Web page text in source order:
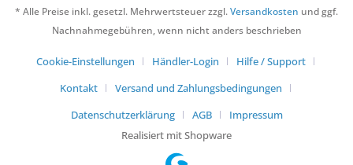
* Alle Preise inkl. gesetzl. Mehrwertsteuer zzgl.Versandkosten und ggf.
Nachnahmegebühren, wenn nicht anders beschrieben
Cookie-Einstellungen Händler-Login
Hilfe / Support
Kontakt
Versand und Zahlungsbedingungen
Datenschutzerklärung
AGB
Impressum
Realisiert mit Shopware